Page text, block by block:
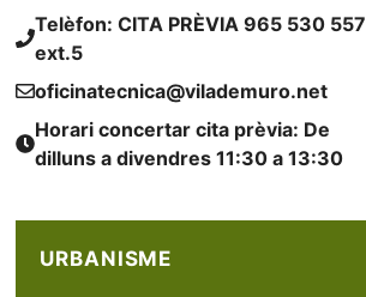
Telèfon: CITA PRÈVIA965 530 557
ext.5
oficinatecnica@vilademuro.net
Horari concertar cita prèvia: De
dilluns a divendres 11:30 a 13:30
URBANISME